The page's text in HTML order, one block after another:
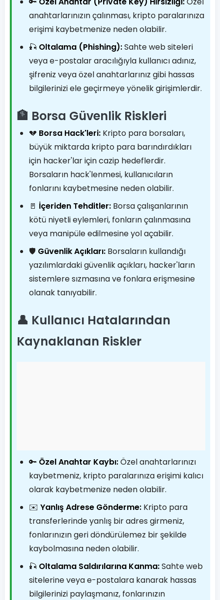
anahtarlarınızın çalınması, kripto paralarınıza
erişimi kaybetmenize neden olabilir.
🎣 Oltalama (Phishing):Sahte web siteleri
veya e-postalar aracılığıyla kullanıcı adınız,
şifreniz veya özel anahtarlarınız gibi hassas
bilgilerinizi ele geçirmeye yönelik girişimlerdir.
🏦 Borsa Güvenlik Riskleri
💔 Borsa Hack'leri: Kripto para borsaları,
büyük miktarda kripto para barındırdıkları
için hacker'lar için cazip hedeflerdir.
Borsaların hack'lenmesi, kullanıcıların
fonlarını kaybetmesine neden olabilir.
🚪 İçeriden Tehditler: Borsa çalışanlarının
kötü niyetli eylemleri, fonların çalınmasına
veya manipüle edilmesine yol açabilir.
🛡️ Güvenlik Açıkları: Borsaların kullandığı
yazılımlardaki güvenlik açıkları, hacker'ların
sistemlere sızmasına ve fonlara erişmesine
olanak tanıyabilir.
👤 Kullanıcı Hatalarından
Kaynaklanan Riskler
🔑 Özel Anahtar Kaybı:Özel anahtarlarınızı
kaybetmeniz, kripto paralarınıza erişimi kalıcı
olarak kaybetmenize neden olabilir.
✉️ Yanlış Adrese Gönderme: Kripto para
transferlerinde yanlış bir adres girmeniz,
fonlarınızın geri döndürülemez bir şekilde
kaybolmasına neden olabilir.
🎣 Oltalama Saldırılarına Kanma:Sahte web
sitelerine veya e-postalara kanarak hassas
bilgilerinizi paylaşmanız, fonlarınızın